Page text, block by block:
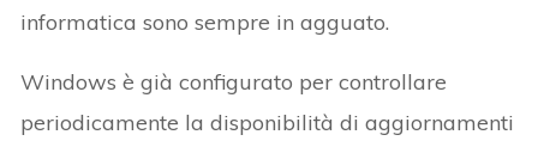
informatica sono sempre in agguato.
Windows è già configurato per controllare
periodicamente la disponibilità di aggiornamenti